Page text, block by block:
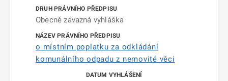
Obecně závazná vyhláška
o místním poplatku za odkládání
komunálního odpadu z nemovité věci